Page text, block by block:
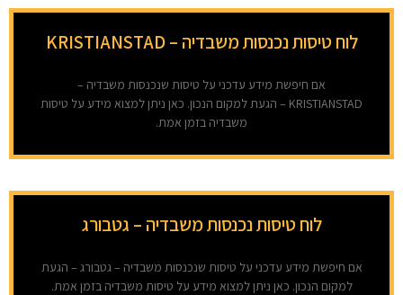
לוח טיסות נכנסות משבדיה – KRISTIANSTAD
אם חיפשת מידע עדכני על טיסות שנכנסות משבדיה –
KRISTIANSTAD – הגעת למקום הנכון. כאן ניתן למצוא מידע על טיסות
משבדיה בזמן אמת.
לוח טיסות נכנסות משבדיה – גטבורג
אם חיפשת מידע עדכני על טיסות שנכנסות משבדיה – גטבורג – הגעת
למקום הנכון. כאן ניתן למצוא מידע על טיסות משבדיה בזמן אמת.